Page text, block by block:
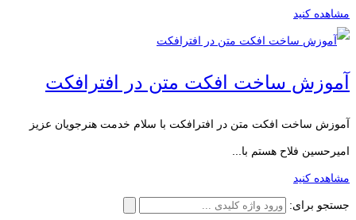
مشاهده کنید
آموزش ساخت افکت متن در افترافکت
آموزش ساخت افکت متن در افترافکت با سلام خدمت هنرجویان عزیز
امیرحسین فلاح هستم با...
مشاهده کنید
جستجو برای: